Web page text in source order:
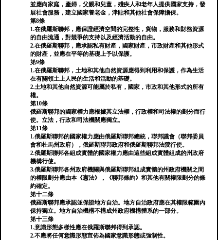
並應向家庭，產婦，父親和兒童，殘疾人和老年人提供國家支持，發
展社會服務，建立國家養老金，津貼和其他社會保障擔保。
第8條
1.在俄羅斯聯邦，應保證經濟空間的完整性，貨物，服務和財務資源
的自由流通，對競爭的支持以及經濟活動的自由。
2.在俄羅斯聯邦，應承認私有財產，國家財產，市政財產和其他形式
的財產，並應在平等的基礎上予以保護。
第9條
1.在俄羅斯聯邦，土地和其他自然資源應得到利用和保護，作為生活
在有關領土上人民的生活和活動的基礎。
2.土地和其他自然資源可能屬於私有，國家，市政和其他形式的所有
權。
第10條
俄羅斯聯邦的國家權力應根據其立法權，行政權和司法權的劃分而行
使。立法，行政和司法機關應獨立。
第11條
1.俄羅斯聯邦的國家權力應由俄羅斯聯邦總統，聯邦議會（聯邦委員
會和杜馬州政府），俄羅斯聯邦政府和俄羅斯聯邦法院行使。
2.俄羅斯聯邦各組成實體的國家權力應由這些組成實體組成的州政府
機構行使。
3.俄羅斯聯邦各州政府機關與俄羅斯聯邦組成實體的州政府機關之間
的權限劃分應由本《憲法》，《聯邦條約》和其他有關權限劃分的條
約確定。
第十二條
俄羅斯聯邦應承認並保證地方自治。地方自治政府應在其權限範圍內
保持獨立。地方自治機構不構成州政府機構體系的一部分。
第十三條
1.意識形態多樣性應在俄羅斯聯邦得到承認。
2.不應將任何意識形態宣佈為國家意識形態或強制性。